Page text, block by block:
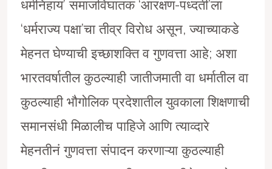
धर्मनिहाय’ समाजविघातक ‘आरक्षण-पध्दती’ला
‘धर्मराज्य पक्षा’चा तीव्र विरोध असून, ज्याच्याकडे
मेहनत घेण्याची इच्छाशक्ति व गुणवत्ता आहे; अशा
भारतवर्षातील कुठल्याही जातीजमाती वा धर्मातील वा
कुठल्याही भौगोलिक प्रदेशातील युवकाला शिक्षणाची
समानसंधी मिळालीच पाहिजे आणि त्याव्दारे
मेहनतीनं गुणवत्ता संपादन करणाऱ्या कुठल्याही